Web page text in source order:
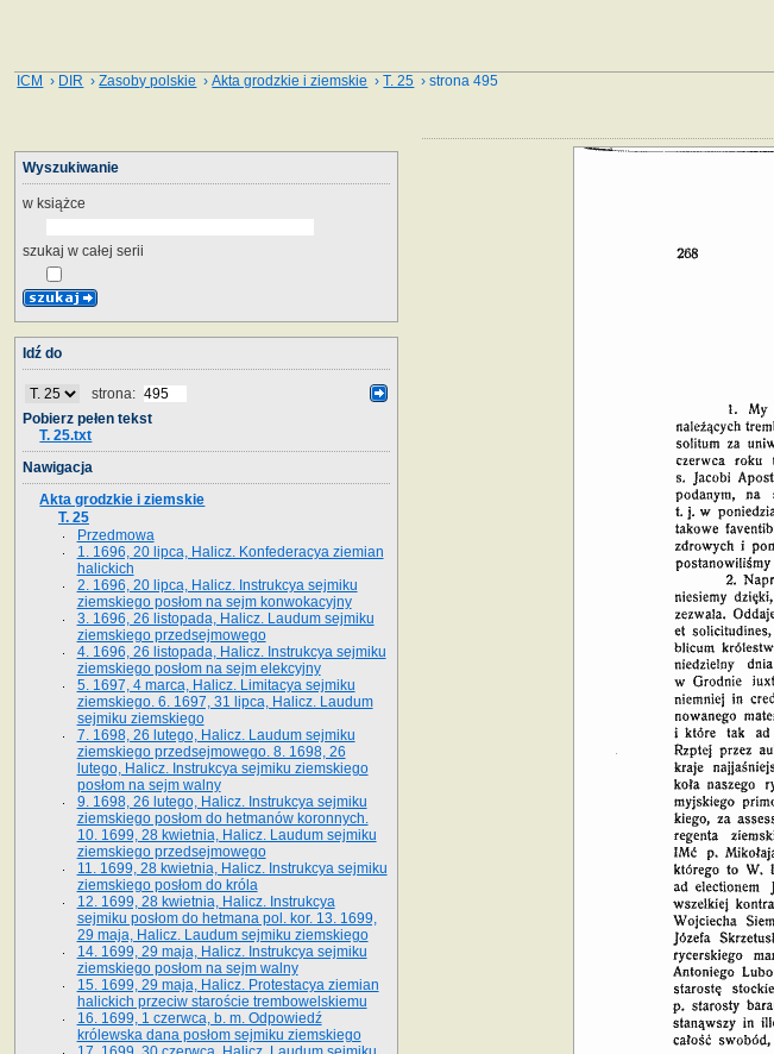
ICM › DIR ›Zasoby polskie ›Akta grodzkie i ziemskie ›T. 25 › strona 495
Wyszukiwanie
w książce
szukaj w całej serii
Idź do
strona:
Pobierz pełen tekst
T. 25.txt
Nawigacja
Akta grodzkie i ziemskie
T. 25
Przedmowa
1. 1696, 20 lipca, Halicz. Konfederacya ziemian
halickich
2. 1696, 20 lipca, Halicz. Instrukcya sejmiku
ziemskiego posłom na sejm konwokacyjny
3. 1696, 26 listopada, Halicz. Laudum sejmiku
ziemskiego przedsejmowego
4. 1696, 26 listopada, Halicz. Instrukcya sejmiku
ziemskiego posłom na sejm elekcyjny
5. 1697, 4 marca, Halicz. Limitacya sejmiku
ziemskiego. 6. 1697, 31 lipca, Halicz. Laudum
sejmiku ziemskiego
7. 1698, 26 lutego, Halicz. Laudum sejmiku
ziemskiego przedsejmowego. 8. 1698, 26
lutego, Halicz. Instrukcya sejmiku ziemskiego
posłom na sejm walny
9. 1698, 26 lutego, Halicz. Instrukcya sejmiku
ziemskiego posłom do hetmanów koronnych.
10. 1699, 28 kwietnia, Halicz. Laudum sejmiku
ziemskiego przedsejmowego
11. 1699, 28 kwietnia, Halicz. Instrukcya sejmiku
ziemskiego posłom do króla
12. 1699, 28 kwietnia, Halicz. Instrukcya
sejmiku posłom do hetmana pol. kor. 13. 1699,
29 maja, Halicz. Laudum sejmiku ziemskiego
14. 1699, 29 maja, Halicz. Instrukcya sejmiku
ziemskiego posłom na sejm walny
15. 1699, 29 maja, Halicz. Protestacya ziemian
halickich przeciw staroście trembowelskiemu
16. 1699, 1 czerwca, b. m. Odpowiedź
królewska dana posłom sejmiku ziemskiego